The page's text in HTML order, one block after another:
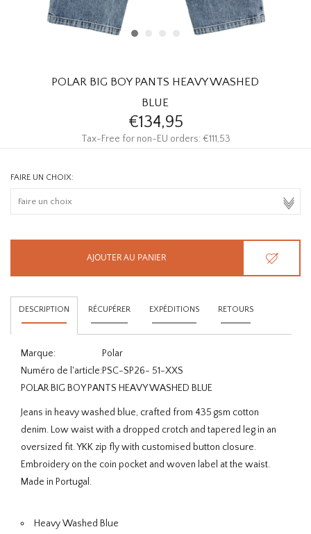
POLAR BIG BOY PANTS HEAVY WASHED
BLUE
€134,95
Tax-Free for non-EU orders: €111,53
FAIRE UN CHOIX:
AJOUTER AU PANIER
DESCRIPTION RÉCUPÉRER EXPÉDITIONS RETOURS
Marque:
Polar
Numéro de l'article:PSC-SP26- 51-XXS
POLAR BIG BOY PANTS HEAVY WASHED BLUE
Jeans in heavy washed blue, crafted from 435 gsm cotton
denim. Low waist with a dropped crotch and tapered leg in an
oversized fit. YKK zip fly with customised button closure.
Embroidery on the coin pocket and woven label at the waist.
Made in Portugal.
Heavy Washed Blue